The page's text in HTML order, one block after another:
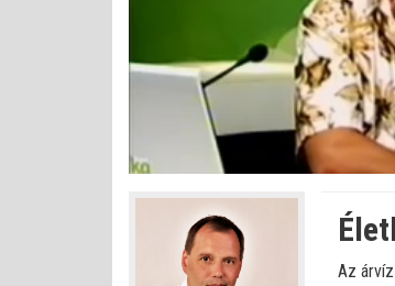
Némítás
kikapcsolva
Betöltve
0%
0%
Az